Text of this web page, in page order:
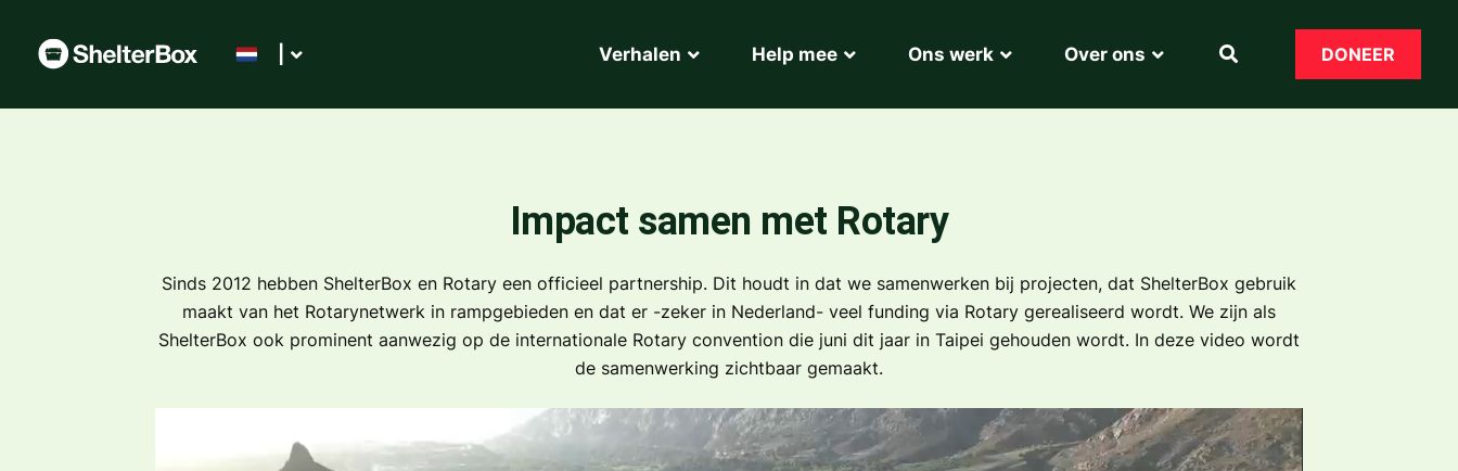
Verhalen Help mee Ons werk Over ons DONEER
Impact samen met Rotary
Sinds 2012 hebben ShelterBox en Rotary een officieel partnership. Dit houdt in dat we samenwerken bij projecten, dat ShelterBox gebruik
maakt van het Rotarynetwerk in rampgebieden en dat er -zeker in Nederland- veel funding via Rotary gerealiseerd wordt. We zijn als
ShelterBox ook prominent aanwezig op de internationale Rotary convention die juni dit jaar in Taipei gehouden wordt. In deze video wordt
de samenwerking zichtbaar gemaakt.
Video
Player